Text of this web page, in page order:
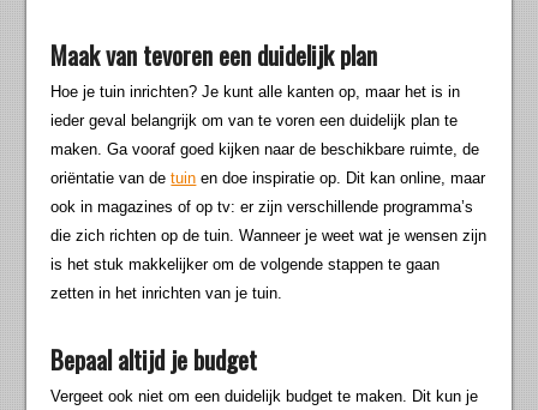
Maak van tevoren een duidelijk plan
Hoe je tuin inrichten? Je kunt alle kanten op, maar het is in
ieder geval belangrijk om van te voren een duidelijk plan te
maken. Ga vooraf goed kijken naar de beschikbare ruimte, de
oriëntatie van detuin en doe inspiratie op. Dit kan online, maar
ook in magazines of op tv: er zijn verschillende programma’s
die zich richten op de tuin. Wanneer je weet wat je wensen zijn
is het stuk makkelijker om de volgende stappen te gaan
zetten in het inrichten van je tuin.
Bepaal altijd je budget
Vergeet ook niet om een duidelijk budget te maken. Dit kun je